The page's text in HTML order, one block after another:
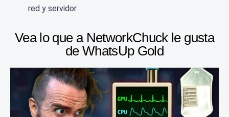
red y servidor
Vea lo que a NetworkChuck le gusta
de WhatsUp Gold